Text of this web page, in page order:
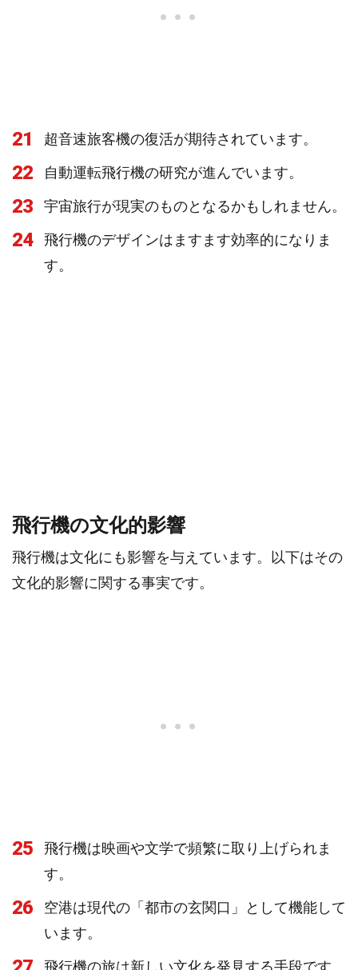
21 超音速旅客機の復活が期待されています。
22 自動運転飛行機の研究が進んでいます。
23 宇宙旅行が現実のものとなるかもしれません。
24
飛行機のデザインはますます効率的になりま
す。
飛行機の文化的影響
飛行機は文化にも影響を与えています。以下はその
文化的影響に関する事実です。
25
飛行機は映画や文学で頻繁に取り上げられま
す。
26
空港は現代の「都市の玄関口」として機能して
います。
飛行機の旅は新しい文化を発見する手段です。